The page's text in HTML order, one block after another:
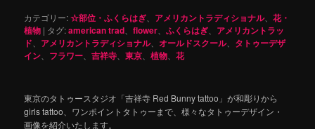
カテゴリー:☆部位・ふくらはぎ アメリカントラディショナル、花・
植物 | タグ:american trad 、flower 、ふくらはぎ
アメリカントラッ
ド
アメリカントラディショナル、オールドスクール、 タトゥーデザ
イン
フラワー 、吉祥寺 、東京 、植物 、花
東京のタトゥースタジオ「吉祥寺 Red Bunny tattoo」が和彫りから
girls tattoo、ワンポイントタトゥーまで、様々なタトゥーデザイン・
画像を紹介いたします。